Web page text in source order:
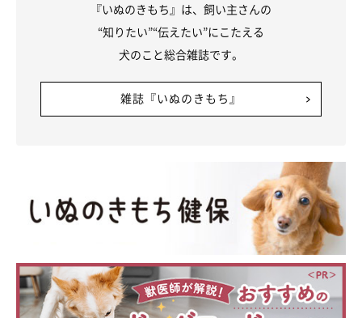
『いぬのきもち』は、飼い主さんの
“知りたい”“伝えたい”にこたえる
犬のこと総合雑誌です。
雑誌『いぬのきもち』